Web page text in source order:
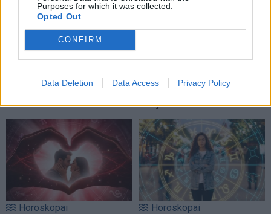
Purposes for which it was collected.
Opted Out
CONFIRM
Data Deletion Data Access Privacy Policy
Horoskopai
Dienos horoskopas 12
Zodiako ženklų: gali
sugrįžti sena galimybė
Horoskopai
rugpjūčio 10 dienai:
Dvyniams – seni
įsitikinimai, Mergelėms –
nauji tikslai
Horoskopai Horoskopai